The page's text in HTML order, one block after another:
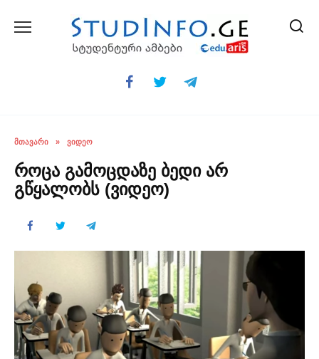
ᲛᲗᲐᲕᲐᲠᲘ » ᲕᲘᲓᲔᲝ
როცა გამოცდაზე ბედი არ
გწყალობს (ვიდეო)